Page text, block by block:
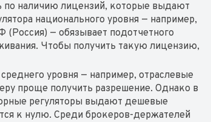
по наличию лицензий, которые выдают
национального уровня — например,
(Россия) — обязывает подотчетного
Чтобы получить такую лицензию,
уровня — например, отраслевые
проще получить разрешение. Однако в
регуляторы выдают дешевые
к нулю. Среди брокеров-держателей